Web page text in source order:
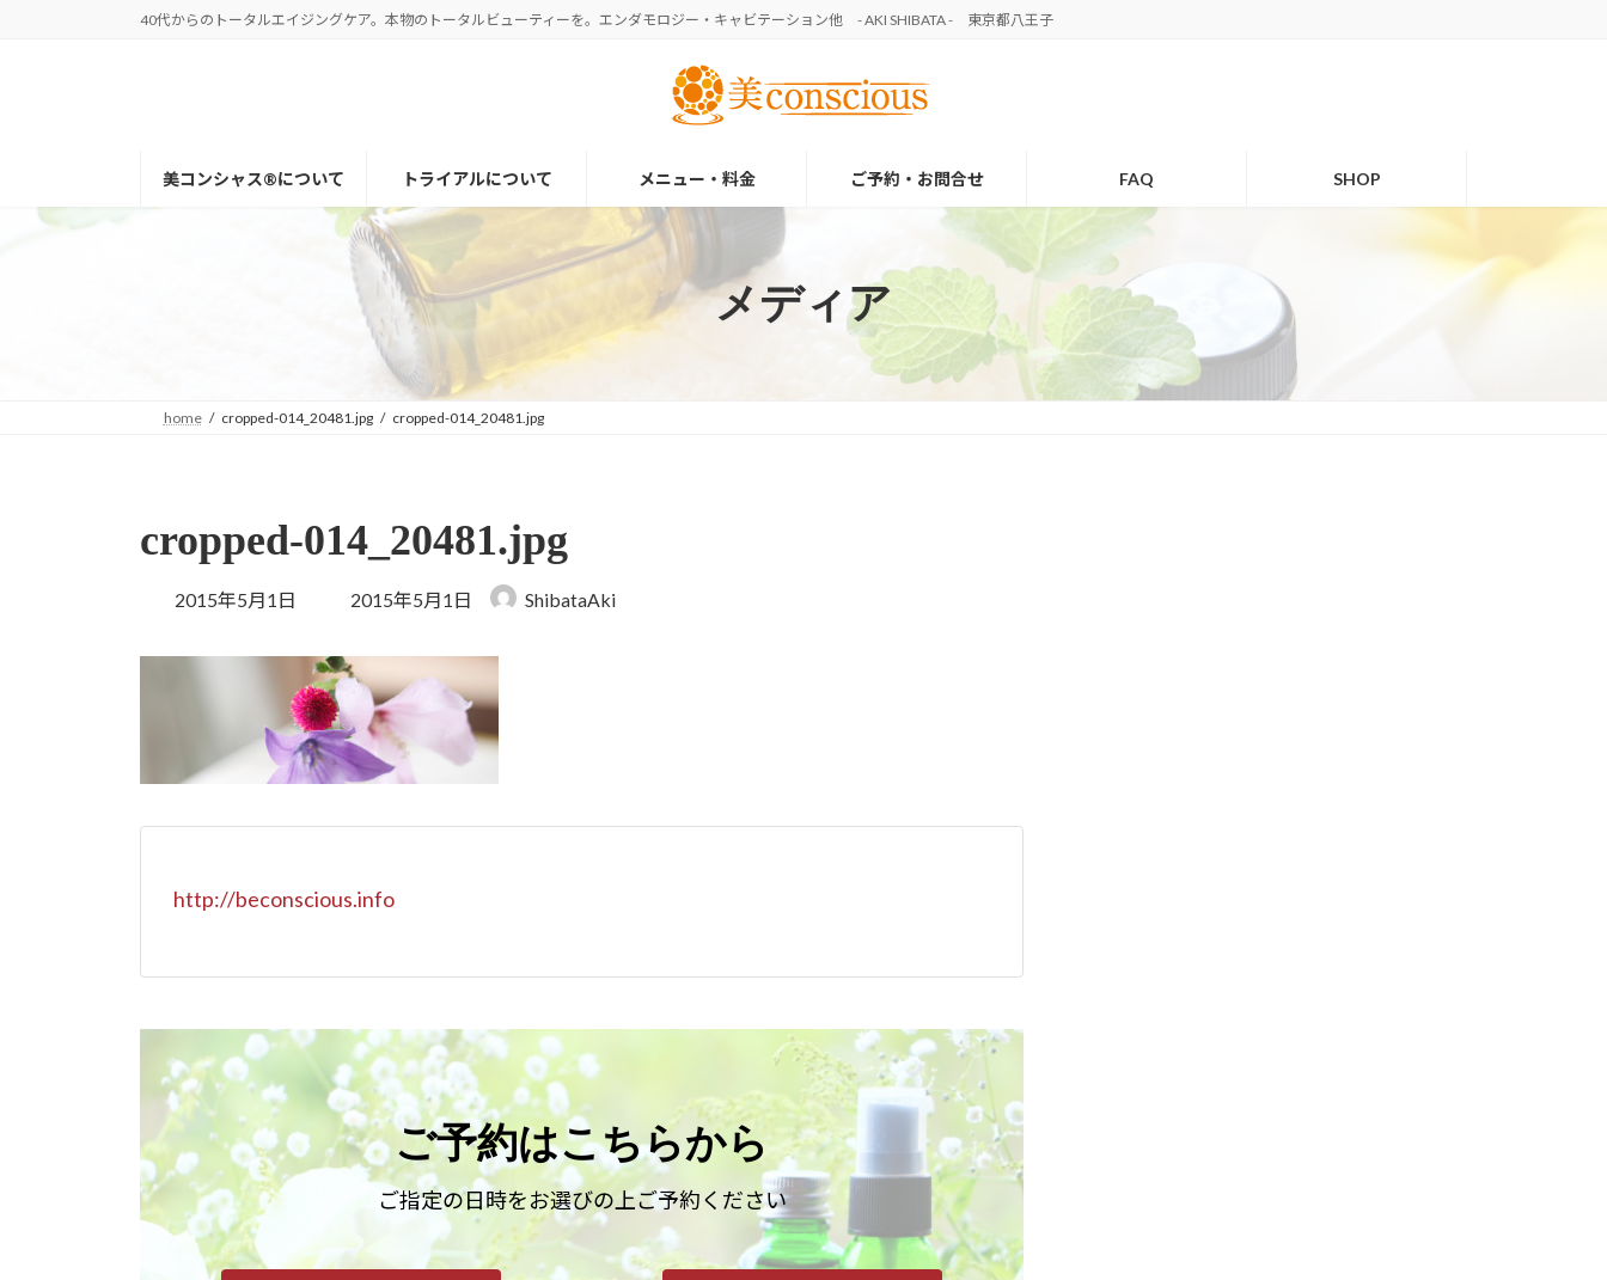
40代からのトータルエイジングケア。本物のトータルビューティーを。エンダモロジー・キャビテーション他 - AKI SHIBATA - 東京都八王子
美コンシャス®について トライアルについて メニュー・料金 ご予約・お問合せ FAQ SHOP
メディア
home cropped-014_20481.jpg cropped-014_20481.jpg
cropped-014_20481.jpg
2015年5月1日
最
新
時
2015年5月1日 ShibataAki
http://beconscious.info
ご予約はこちらから
ご指定の日時をお選びの上ご予約ください